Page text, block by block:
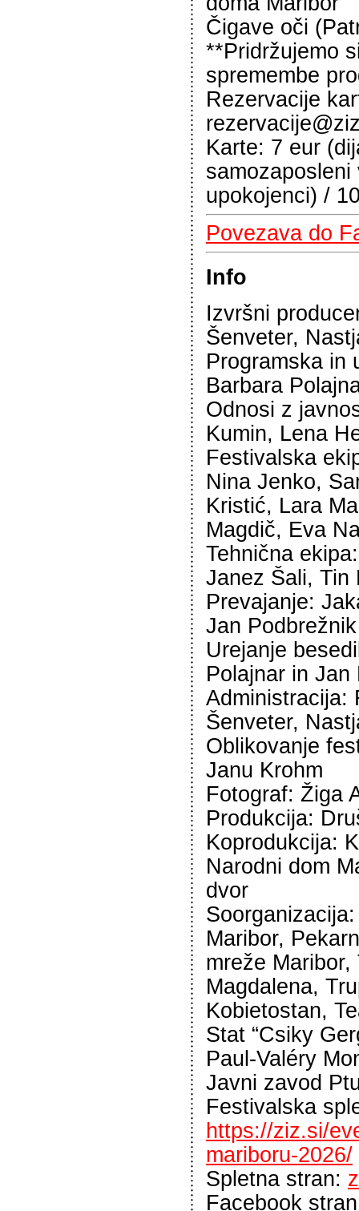
Čigave oči
**Pridržujemo
spremembe
Rezervacije
Karte: 7 eur
samozaposleni
upokojenci) /
Povezava do
Info
Izvršni
Šenveter,
Programska in
Barbara
Odnosi z
Kumin, Lena
Festivalska
Nina Jenko,
Kristić, Lara
Magdič, Eva
Tehnična
Janez Šali, Tin
Prevajanje:
Jan Podbrežnik
Urejanje
Polajnar in Jan
Administracija:
Šenveter,
Oblikovanje
Janu Krohm
Fotograf: Žiga
Produkcija:
Koprodukcija:
Narodni dom
dvor
Maribor,
mreže Maribor,
Magdalena,
Kobietostan,
Stat “Csiky
Paul-Valéry
Javni zavod
Festivalska
https://ziz.si/
mariboru-2026/
Spletna stran:
Facebook